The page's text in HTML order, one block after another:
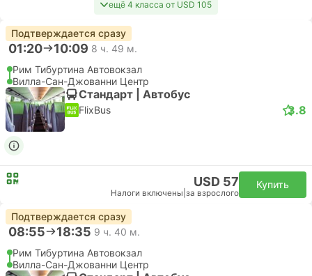
ещё 4 класса от USD 105
Подтверждается сразу
01:20 10:09 8 ч. 49 м.
Рим Тибуртина Автовокзал
Вилла-Сан-Джованни Центр
Стандарт | Автобус
FlixBus 3.8
USD 57
Налоги включены за взрослого
Купить
Подтверждается сразу
08:55 18:35 9 ч. 40 м.
Рим Тибуртина Автовокзал
Вилла-Сан-Джованни Центр